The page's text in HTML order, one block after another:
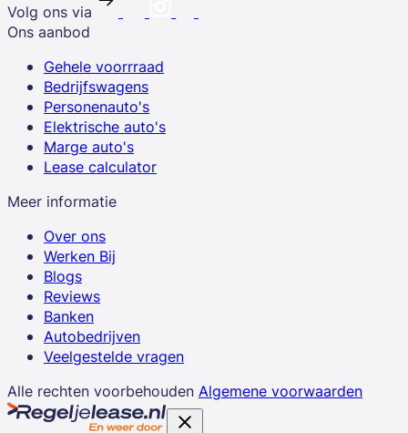
Volg ons via
Ons aanbod
Gehele voorrraad
Bedrijfswagens
Personenauto's
Elektrische auto's
Marge auto's
Lease calculator
Meer informatie
Over ons
Werken Bij
Blogs
Reviews
Banken
Autobedrijven
Veelgestelde vragen
Alle rechten voorbehouden Algemene voorwaarden